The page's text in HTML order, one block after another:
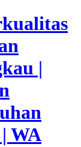
|
WA